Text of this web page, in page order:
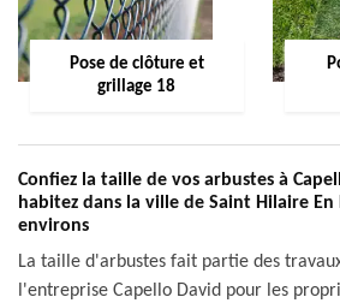
Pose de clôture et
grillage 18
Confiez la taille de vos arbustes à
habitez dans la ville de Saint Hilaire En
environs
La taille d'arbustes fait partie des
l'entreprise Capello David pour les